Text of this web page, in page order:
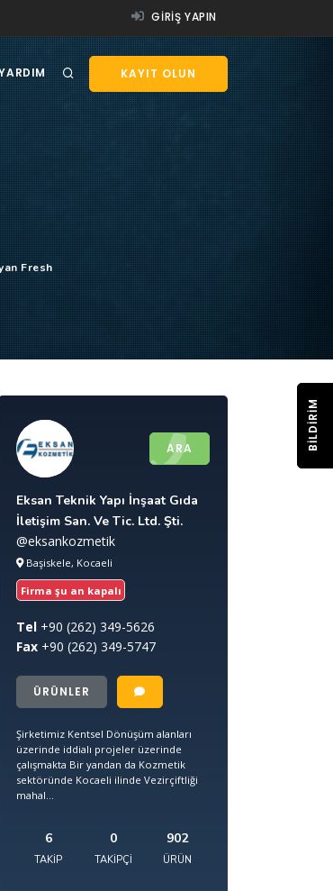
GIRIŞ YAPIN
KAYIT OLUN
Fresh
ARA
Eksan Teknik Yapı İnşaat Gıda
İletişim San. Ve Tic. Ltd. Şti.
@eksankozmetik
Başiskele, Kocaeli
Firma şu an kapalı
Tel +90 (262) 349-5626
Fax +90 (262) 349-5747
ÜRÜNLER
Şirketimiz Kentsel Dönüşüm alanları
üzerinde iddialı projeler üzerinde
çalışmakta Bir yandan da Kozmetik
sektöründe Kocaeli ilinde Vezirçiftliği
mahal...
6
TAKIP
0
TAKIPÇI
902
ÜRÜN
BILDIRIM